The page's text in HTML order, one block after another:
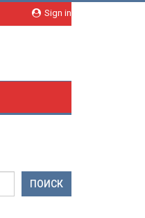
Sign in
ПОИСК